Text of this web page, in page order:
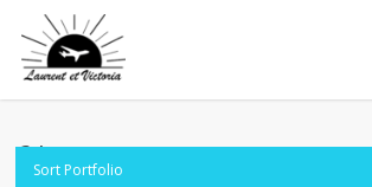
main
content
Nos photos
Sort Portfolio